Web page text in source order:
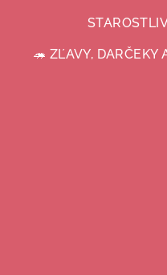
🦔 ZĽAVY, DARČEKY